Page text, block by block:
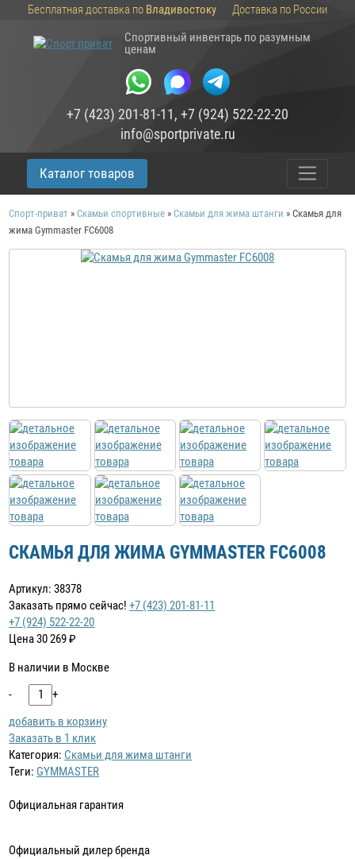
Бесплатная доставка по Владивостоку
Доставка по России
Спортивный инвентарь по разумным
ценам
+7 (423) 201-81-11, +7 (924) 522-22-20
info@sportprivate.ru
Каталог товаров
Спорт-приват »Скамьи спортивные »Скамьи для жима штанги »Скамья для
жима Gymmaster FC6008
СКАМЬЯ ДЛЯ ЖИМА GYMMASTER FC6008
Артикул: 38378
Заказать прямо сейчас! +7 (423) 201-81-11
+7 (924) 522-22-20
Цена30 269₽
В наличии в Москве
-
+
добавить в корзину
Заказать в 1 клик
Категория: Скамьи для жима штанги
Теги: GYMMASTER
Официальная гарантия
Официальный дилер бренда